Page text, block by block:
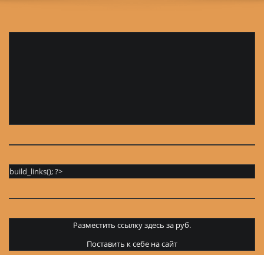
build_links(); ?>
Разместить ссылку здесь за руб.
Поставить к себе на сайт